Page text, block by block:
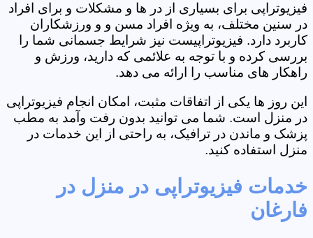
فیزیوتراپی برای بسیاری از در ها و مشکلات و برای افراد
در سنین مختلف، به ویژه افراد مسن و و ورزشکاران
کاربرد دارد. فیزیوتراپیست نیز شرایط جسمانی شما را
بررسی کرده و با توجه به علائمی که دارید، ورزش و
راهکار های مناسب را ارائه می دهد.
این روز ها یکی از اتفاقات مثبت، امکان انجام فیزیوتراپی
در منزل است. شما می توانید بدون رفت وآمد به مطب
پزشک و ماندن در ترافیک، به راحتی از این خدمات در
منزل استفاده کنید.
خدمات فیزیوتراپی در منزل در
فارغان